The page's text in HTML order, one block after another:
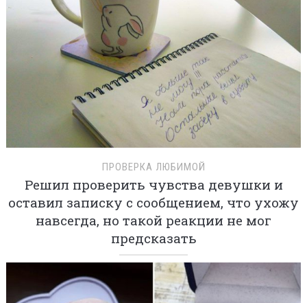
ПРОВЕРКА ЛЮБИМОЙ
Решил проверить чувства девушки и
оставил записку с сообщением, что ухожу
навсегда, но такой реакции не мог
предсказать